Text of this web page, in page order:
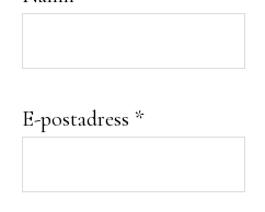
E-postadress *